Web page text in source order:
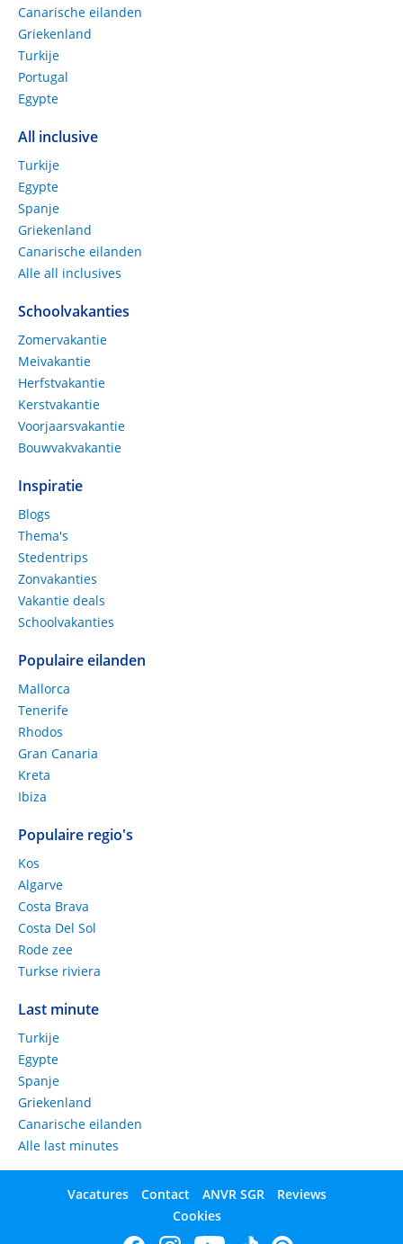
Canarische eilanden
Griekenland
Turkije
Portugal
Egypte
All inclusive
Turkije
Egypte
Spanje
Griekenland
Canarische eilanden
Alle all inclusives
Schoolvakanties
Zomervakantie
Meivakantie
Herfstvakantie
Kerstvakantie
Voorjaarsvakantie
Bouwvakvakantie
Inspiratie
Blogs
Thema's
Stedentrips
Zonvakanties
Vakantie deals
Schoolvakanties
Populaire eilanden
Mallorca
Tenerife
Rhodos
Gran Canaria
Kreta
Ibiza
Populaire regio's
Kos
Algarve
Costa Brava
Costa Del Sol
Rode zee
Turkse riviera
Last minute
Turkije
Egypte
Spanje
Griekenland
Canarische eilanden
Alle last minutes
Vacatures Contact ANVR SGR
Reviews
Cookies